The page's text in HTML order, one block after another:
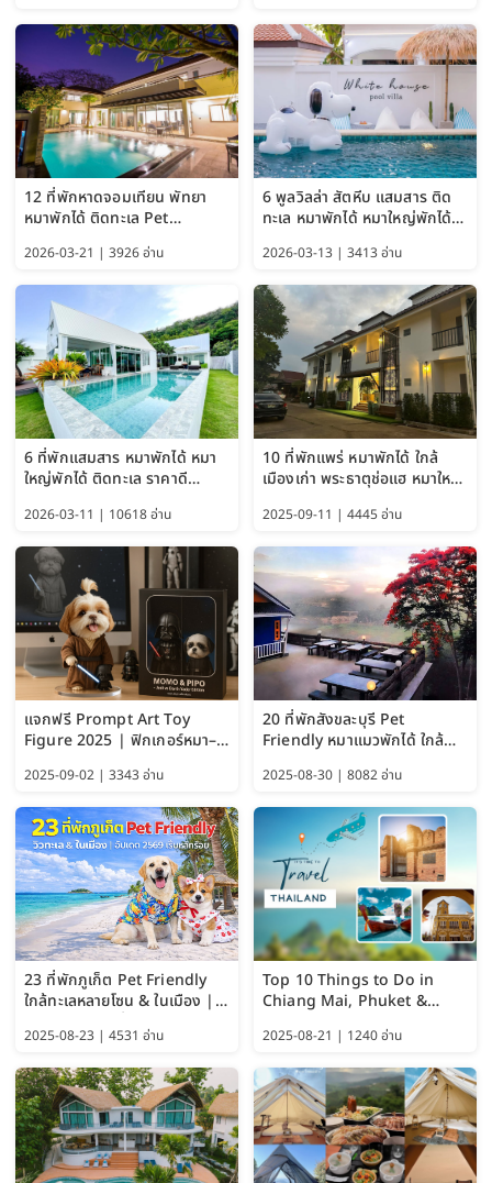
12 ที่พักหาดจอมเทียน พัทยา
หมาพักได้ ติดทะเล Pet
พักได้ อัปเดต 2569
2026-03-21 | 3926 อ่าน
6 พูลวิลล่า สัตหีบ แสมสาร ติด
ทะเล หมาพักได้ หมาใหญ่พักได้
2026-03-13 | 3413 อ่าน
6 ที่พักแสมสาร หมาพักได้ หมา
ใหญ่พักได้ ติดทะเล ราคาดี
2026-03-11 | 10618 อ่าน
10 ที่พักแพร่ หมาพักได้ ใกล้
เมืองเก่า พระธาตุช่อแฮ หมาใหญ่
2025-09-11 | 4445 อ่าน
แจกฟรี Prompt Art Toy
Figure 2025 | ฟิกเกอร์หมา–
ChatGPT และ Gemini
2025-09-02 | 3343 อ่าน
20 ที่พักสังขละบุรี Pet
Friendly หมาแมวพักได้ ใกล้
2025-08-30 | 8082 อ่าน
23 ที่พักภูเก็ต Pet Friendly
ใกล้ทะเลหลายโซน & ในเมือง |
2025-08-23 | 4531 อ่าน
Top 10 Things to Do in
Chiang Mai, Phuket &
Guide 2025)
2025-08-21 | 1240 อ่าน